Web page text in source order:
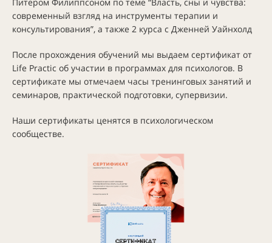
современный взгляд на инструменты терапии и
консультирования”, а также 2 курса с Дженней Уайнхолд
После прохождения обучений мы выдаем сертификат от
Life Practic об участии в программах для психологов. В
сертификате мы отмечаем часы тренинговых занятий и
семинаров, практической подготовки, супервизии.
Наши сертификаты ценятся в психологическом
сообществе.